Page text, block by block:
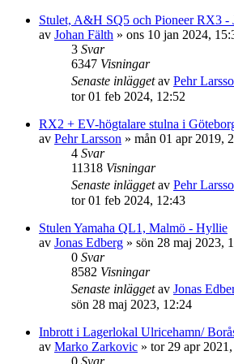
Stulet, A&H SQ5 och Pioneer RX3 -
av Johan Fälth » ons 10 jan 2024,
3 Svar
6347 Visningar
Senaste inläggetav Pehr
tor 01 feb 2024, 12:52
RX2 + EV-högtalare stulna i
av Pehr Larsson » mån 01 apr 2019,
4 Svar
11318 Visningar
Senaste inläggetav Pehr
tor 01 feb 2024, 12:43
Stulen Yamaha QL1, Malmö - Hyllie
av Jonas Edberg » sön 28 maj 2023,
0 Svar
8582 Visningar
Senaste inläggetav Jonas
sön 28 maj 2023, 12:24
Inbrott i Lagerlokal Ulricehamn/
av Marko Zarkovic » tor 29 apr
0 Svar